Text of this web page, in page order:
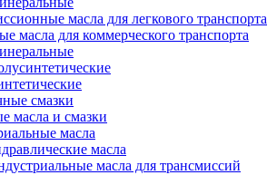
масла для легкового транспорта
масла для коммерческого транспорта
смазки
масла и смазки
масла
масла
масла для трансмиссий